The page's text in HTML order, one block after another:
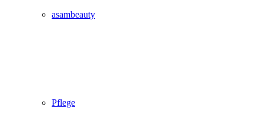
asambeauty
Pflege